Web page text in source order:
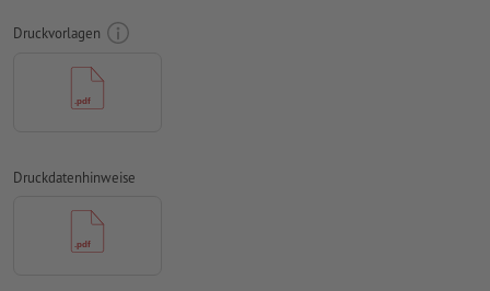
Rechtschreib- und Satzfehler
Überdruckeneinstellungen
Inhalte von
Formularfeldern
Wie lege ich Druckdaten richtig an?
Druckvorlagen
Druckdatenhinweise